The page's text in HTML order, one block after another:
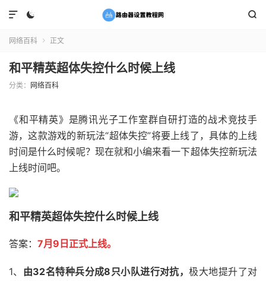
 

网络百科  正文
和平精英超体失控什么时候上线
分类： 网络百科
《和平精英》是腾讯光子工作室群自研打造的战术竞技手
游，这款游戏的新玩法“超体失控”将要上线了，具体的上线
时间是什么时候呢？现在就和小编来看一下超体失控新玩法
上线时间吧。
和平精英超体失控什么时候上线
答案： 7月9日正式上线。
1、 由32名特种兵分成8只小队进行对抗，极大地提升了对